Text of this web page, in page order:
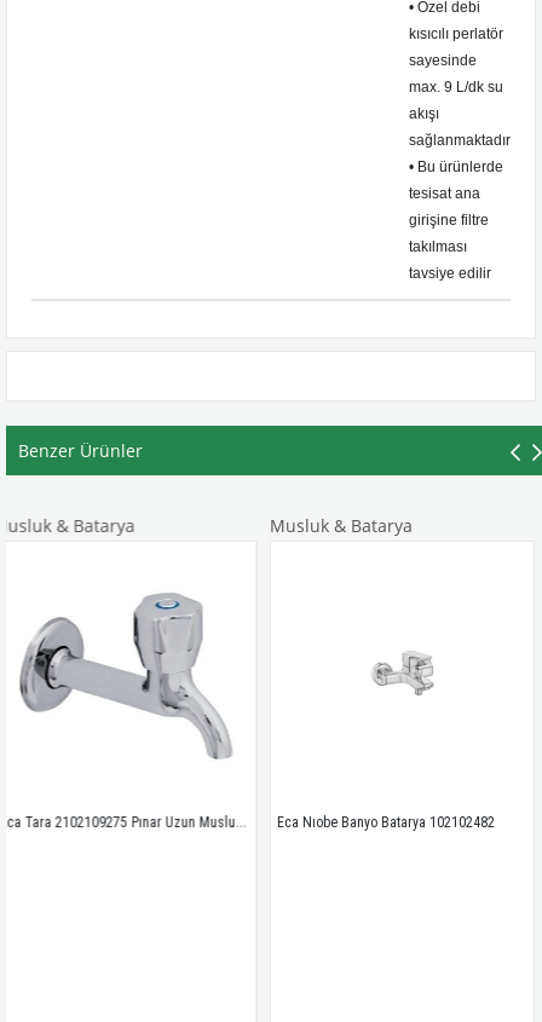
• Özel debi
kısıcılı perlatör
sayesinde
max. 9 L/dk su
akışı
sağlanmaktadır
• Bu ürünlerde
tesisat ana
girişine filtre
takılması
tavsiye edilir
Benzer Ürünler
Eca Tara 2102109275 Pınar Uzun Musluk Süzgeçli Eca
Musluk & Batarya
Eca Nıobe Banyo Batarya 102102482